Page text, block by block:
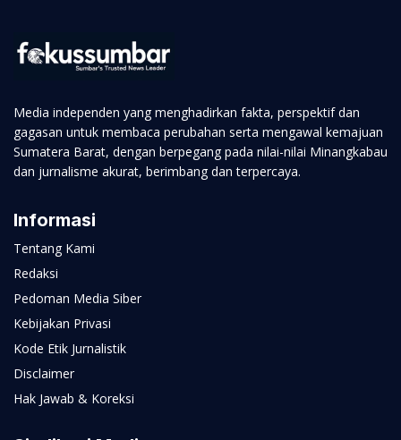
Media independen yang menghadirkan fakta, perspektif dan
gagasan untuk membaca perubahan serta mengawal kemajuan
Sumatera Barat, dengan berpegang pada nilai-nilai Minangkabau
dan jurnalisme akurat, berimbang dan terpercaya.
Informasi
Tentang Kami
Redaksi
Pedoman Media Siber
Kebijakan Privasi
Kode Etik Jurnalistik
Disclaimer
Hak Jawab & Koreksi